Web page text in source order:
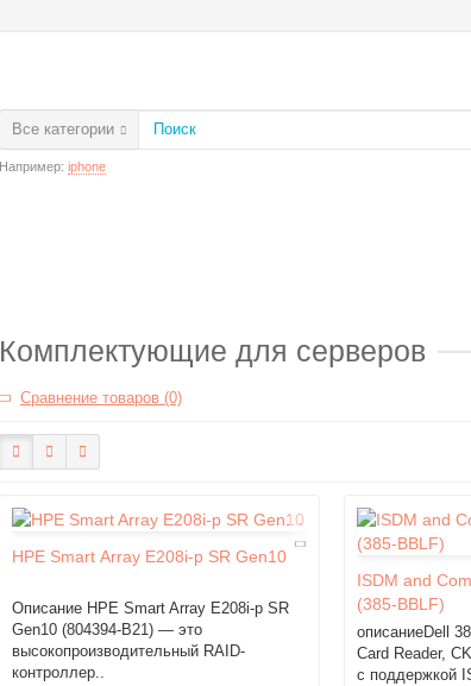
Все категории
Например: iphone
Комплектующие для серверов
Сравнение товаров (0)
HPE Smart Array E208i-p SR Gen10
Описание HPE Smart Array E208i-p SR
Gen10 (804394-B21) — это
высокопроизводительный RAID-
контроллер..
ISDM and
(385-BBLF)
описаниеDell
Card Reader,
с поддержкой